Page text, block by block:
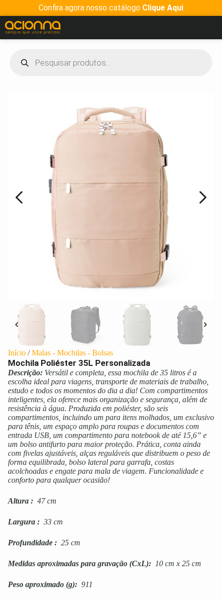
Confira agora nosso catálogo Clique Aqui
Início /Malas - Mochilas - Bolsas
Mochila Poliéster 35L Personalizada
Descrição: Versátil e completa, essa mochila de 35 litros é a
escolha ideal para viagens, transporte de materiais de trabalho,
estudo e todos os momentos do dia a dia! Com compartimentos
inteligentes, ela oferece mais organização e segurança, além de
resistência à água. Produzida em poliéster, são seis
compartimentos, incluindo um para itens molhados, um exclusivo
para tênis, um espaço amplo para roupas e documentos com
entrada USB, um compartimento para notebook de até 15,6” e
um bolso antifurto para maior proteção. Prática, conta ainda
com fivelas ajustáveis, alças reguláveis que distribuem o peso de
forma equilibrada, bolso lateral para garrafa, costas
acolchoadas e engate para mala de viagem. Funcionalidade e
conforto para qualquer ocasião!
Altura : 47 cm
Largura : 33 cm
Profundidade : 25 cm
Medidas aproximadas para gravação (CxL): 10 cm x 25 cm
Peso aproximado (g): 911